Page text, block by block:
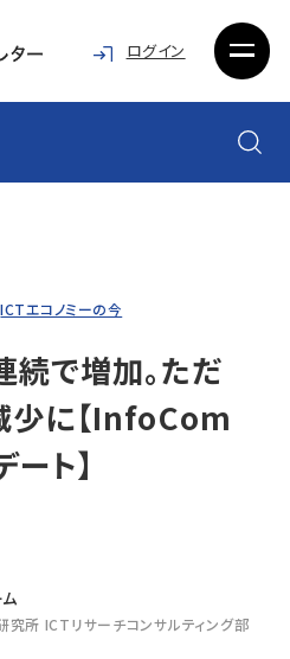
ログイン
ICTエコノミーの今
で増加。ただ
少に【InfoCom
ト】
所 ICTリサーチコンサルティング部